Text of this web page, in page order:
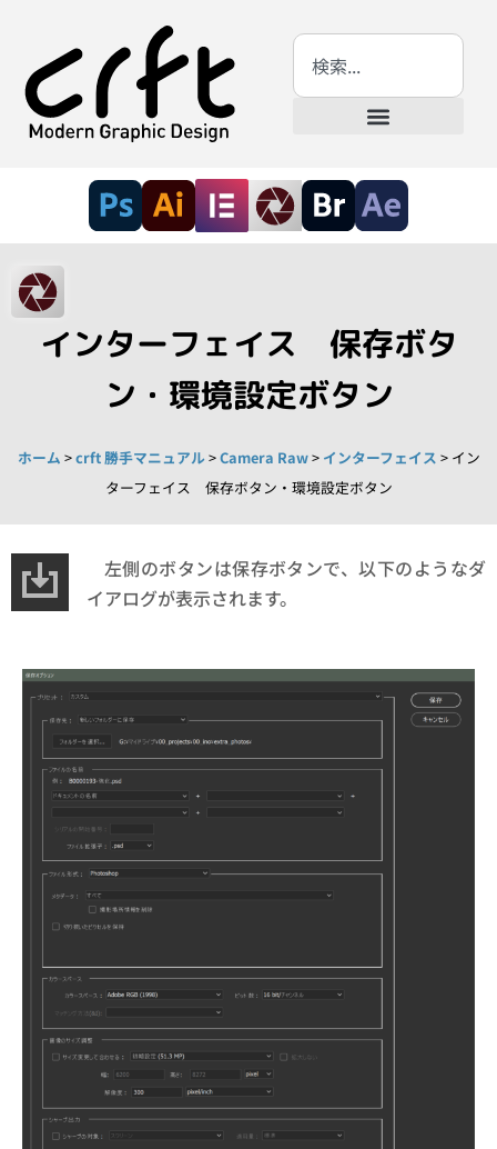
インターフェイス 保存ボタ
ン・環境設定ボタン
ホーム >crft 勝手マニュアル>Camera Raw> インターフェイス > イン
ターフェイス 保存ボタン・環境設定ボタン
左側のボタンは保存ボタンで、以下のようなダ
イアログが表示されます。